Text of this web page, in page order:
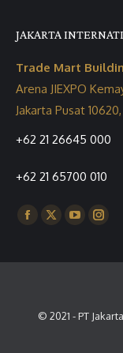
JAKARTA
Trade Mart
Arena JIEXPO
Jakarta Pusat 10620,
+62 21 26645 000
+62 21 65700 010
Find us on:
Facebook
opens
X
opens
window
YouTube
opens
window
© 2021 - PT